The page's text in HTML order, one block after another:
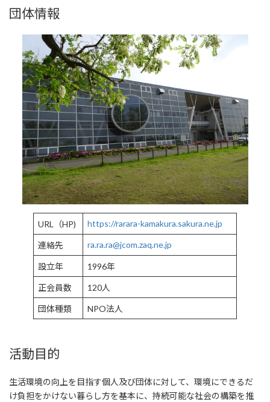
団体情報
URL（HP) https://rarara-kamakura.sakura.ne.jp
連絡先 ra.ra.ra@jcom.zaq.ne.jp
設立年 1996年
正会員数 120人
団体種類 NPO法人
活動目的
生活環境の向上を目指す個人及び団体に対して、環境にできるだ
け負担をかけない暮らし方を基本に、持続可能な社会の構築を推